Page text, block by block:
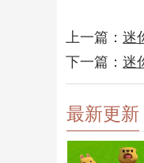
上一篇：迷
下一篇：迷
最新更新